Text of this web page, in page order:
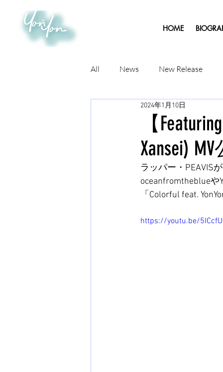
HOME
All News New Release
【
Xansei)
2024年1月10日
ラッパー・PEAVIS
oceanfromtheblueや
「Colorful feat.
https://youtu.be/